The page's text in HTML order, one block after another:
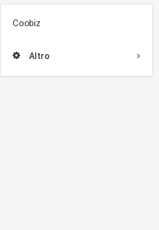
Coobiz
Altro